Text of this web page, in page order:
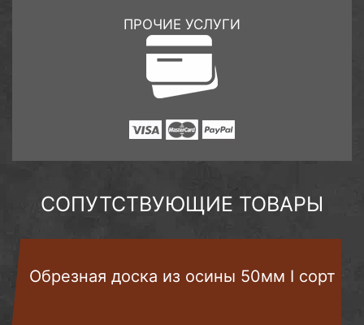
ПРОЧИЕ УСЛУГИ
СОПУТСТВУЮЩИЕ ТОВАРЫ
Обрезная доска из осины 50мм I сорт